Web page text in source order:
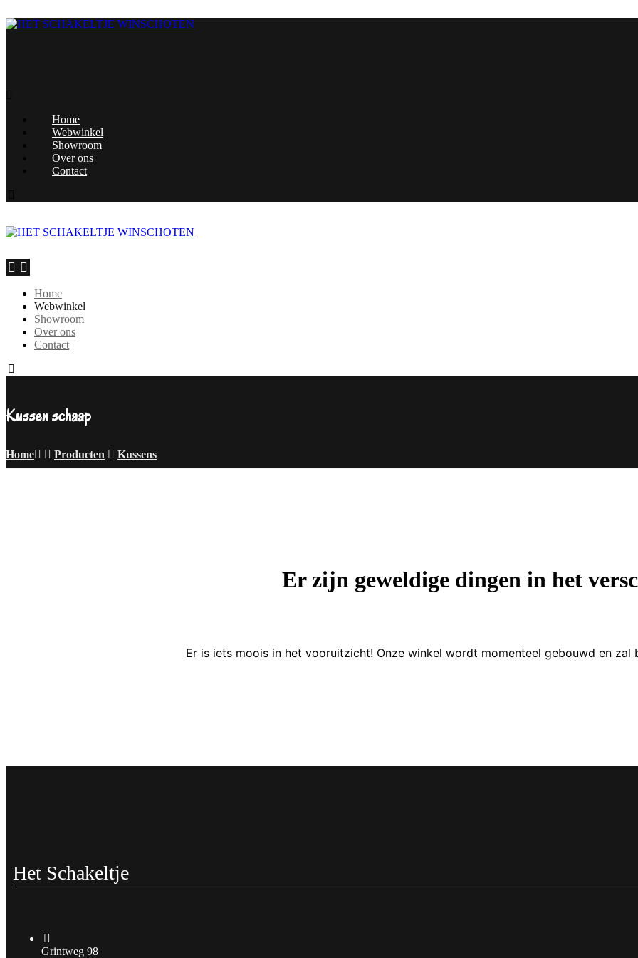
Home
Webwinkel
Showroom
Over ons
Contact
Home
Webwinkel
Showroom
Over ons
Contact
Kussen schaap
Home Producten Kussens
Er zijn geweldige dingen in het
Er is iets moois in het vooruitzicht! Onze winkel wordt momenteel gebouwd en zal
Het Schakeltje
Grintweg 98